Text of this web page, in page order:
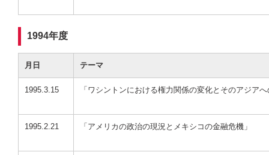
1994年度
月日 テーマ
1995.3.15 「ワシントンにおける権力関係の変化とそのアジア
1995.2.21 「アメリカの政治の現況とメキシコの金融危機」